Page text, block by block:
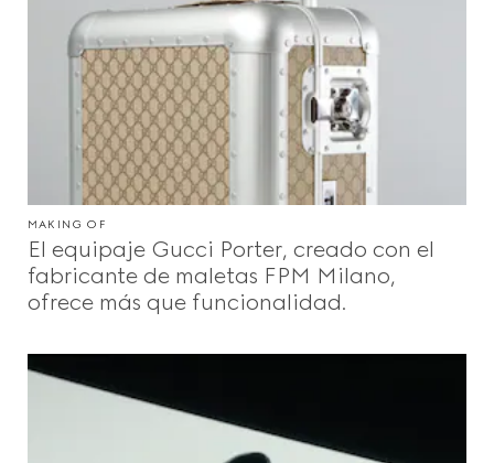
MAKING OF
El equipaje Gucci Porter, creado con el
fabricante de maletas FPM Milano,
ofrece más que funcionalidad.